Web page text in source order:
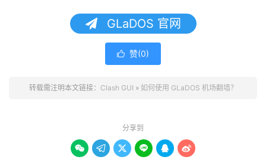
GLaDOS 官网
 赞(0)
转载需注明本文链接： Clash GUI » 如何使用 GLaDOS 机场翻墙？
分享到
     